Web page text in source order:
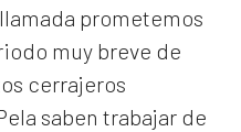
prometemos
muy breve de
cerrajeros
saben trabajar de